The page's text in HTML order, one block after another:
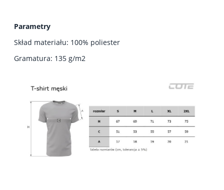
Parametry
Skład materiału: 100% poliester
Gramatura: 135 g/m2